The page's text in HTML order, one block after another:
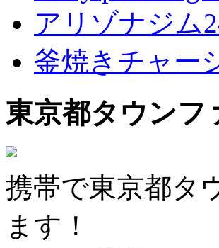
アリゾナジム
釜焼きチャー
東京都タウンフ
携帯で東京都タ
ます！